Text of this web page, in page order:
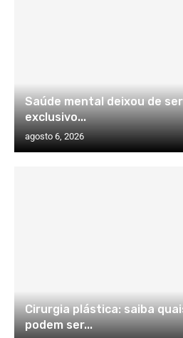
Saúde mental deixou de
exclusivo...
agosto 6, 2026
Cirurgia plástica: saiba
podem ser...